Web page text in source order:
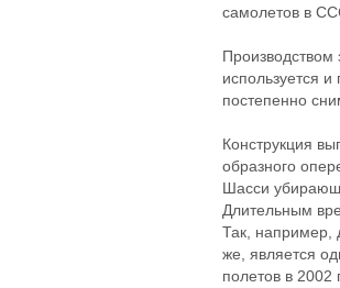
самолетов в
Производством
используется
постепенно
Конструкция
образного
Шасси
Длительным
Так, например,
же, является
полетов в 2002